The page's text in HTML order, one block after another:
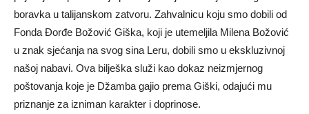
boravka u talijanskom zatvoru. Zahvalnicu koju smo dobili od
Fonda Đorđe Božović Giška, koji je utemeljila Milena Božović
u znak sjećanja na svog sina Leru, dobili smo u ekskluzivnoj
našoj nabavi. Ova bilješka služi kao dokaz neizmjernog
poštovanja koje je Džamba gajio prema Giški, odajući mu
priznanje za izniman karakter i doprinose.